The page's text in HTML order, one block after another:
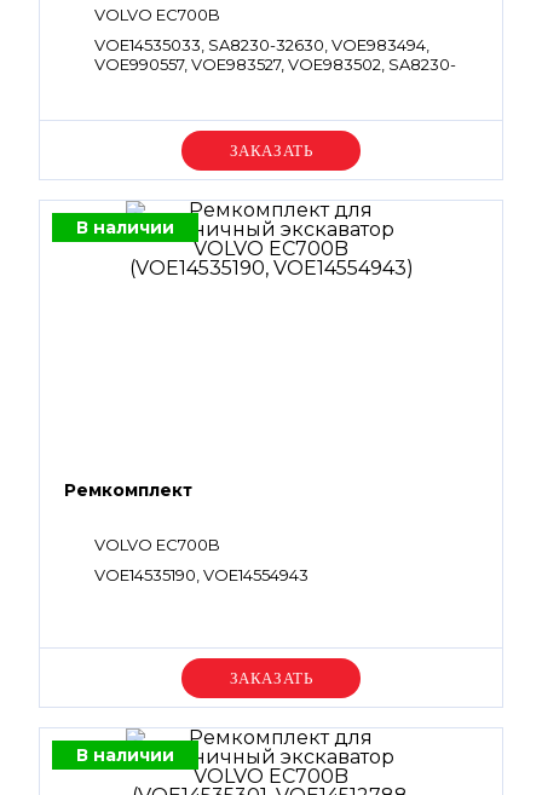
VOLVO EC700B
VOE14535033, SA8230-32630, VOE983494,
VOE990557, VOE983527, VOE983502, SA8230-
VOE983524, VOE14535028
Уточняйте цену
В наличии
Ремкомплект
VOLVO EC700B
VOE14535190, VOE14554943
Уточняйте цену
В наличии